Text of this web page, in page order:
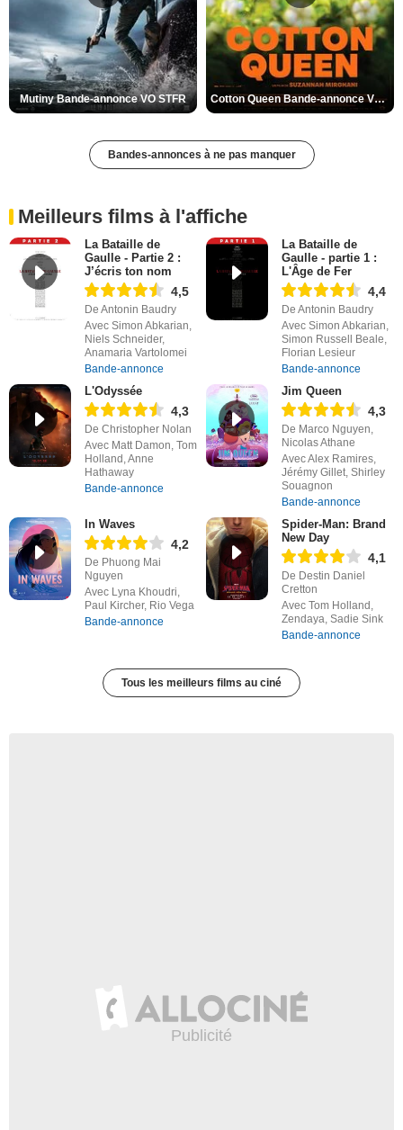
Mutiny Bande-annonce VO STFR Cotton Queen Bande-annonce VO STFR
Bandes-annonces à ne pas manquer
Meilleurs films à l'affiche
La Bataille de
Gaulle - Partie 2 :
J’écris ton nom
4,5
De Antonin Baudry
Avec Simon Abkarian,
Niels Schneider,
Anamaria Vartolomei
Bande-annonce
La Bataille de
Gaulle - partie 1 :
L'Âge de Fer
4,4
De Antonin Baudry
Avec Simon Abkarian,
Simon Russell Beale,
Florian Lesieur
Bande-annonce
L'Odyssée
4,3
De Christopher Nolan
Avec Matt Damon, Tom
Holland, Anne
Hathaway
Bande-annonce
Jim Queen
4,3
De Marco Nguyen,
Nicolas Athane
Avec Alex Ramires,
Jérémy Gillet, Shirley
Souagnon
Bande-annonce
In Waves
4,2
De Phuong Mai
Nguyen
Avec Lyna Khoudri,
Paul Kircher, Rio Vega
Bande-annonce
Spider-Man: Brand
New Day
4,1
De Destin Daniel
Cretton
Avec Tom Holland,
Zendaya, Sadie Sink
Bande-annonce
Tous les meilleurs films au ciné